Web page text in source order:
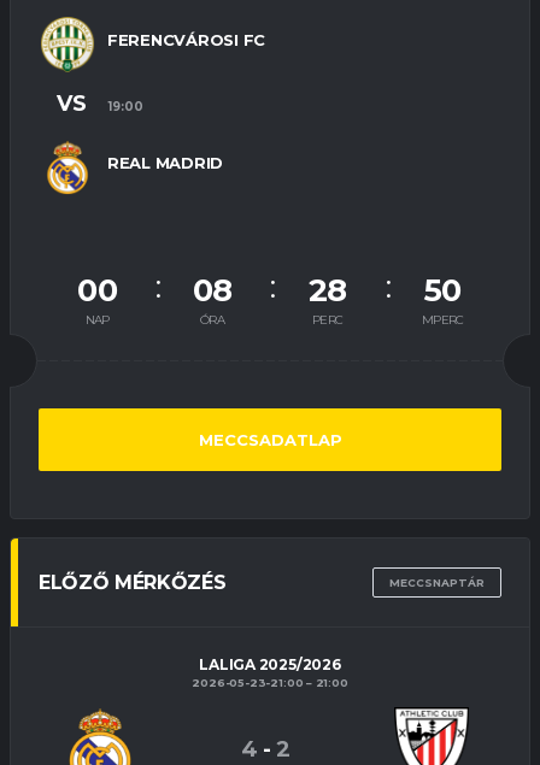
FERENCVÁROSI FC
REAL MADRID
VS 19:00
00
NAP
08
ÓRA
28
PERC
49
MPERC
MECCSADATLAP
ELŐZŐ MÉRKŐZÉS MECCSNAPTÁR
LALIGA 2025/2026
2026-05-23-21:00 21:00
4 - 2